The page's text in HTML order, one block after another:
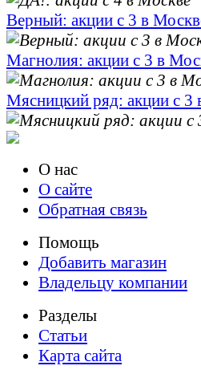
Верный: акции с 3 в
Магнолия: акции с 3 в
Мясницкий ряд: акции с 3
О нас
О сайте
Обратная связь
Помощь
Добавить магазин
Владельцу компании
Разделы
Статьи
Карта сайта